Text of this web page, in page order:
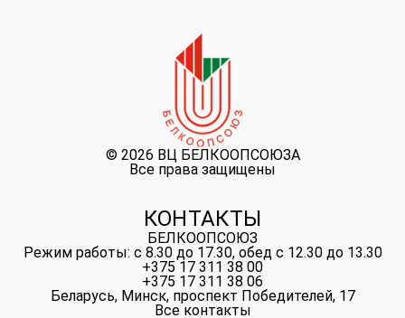
© 2026 ВЦ БЕЛКООПСОЮЗА
Все права защищены
КОНТАКТЫ
БЕЛКООПСОЮЗ
Режим работы: с 8.30 до 17.30, обед с 12.30 до 13.30
+375 17 311 38 00
+375 17 311 38 06
Беларусь, Минск, проспект Победителей, 17
Все контакты